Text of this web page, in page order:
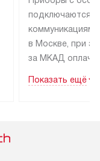
подключаются к
коммуникациям
в Москве, при
за МКАД
партнера
Показать ещё